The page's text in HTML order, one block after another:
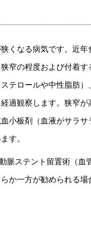
くなる病気です。近
窄の程度および付着
テロールや中性脂肪）
過観察します。狭窄
小板剤（血液がサラ
す。
テント留置術（血管
か一方が勧められる